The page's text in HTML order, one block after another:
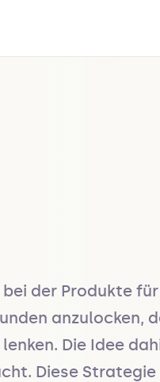
der Produkte
anzulocken,
Die Idee
Diese